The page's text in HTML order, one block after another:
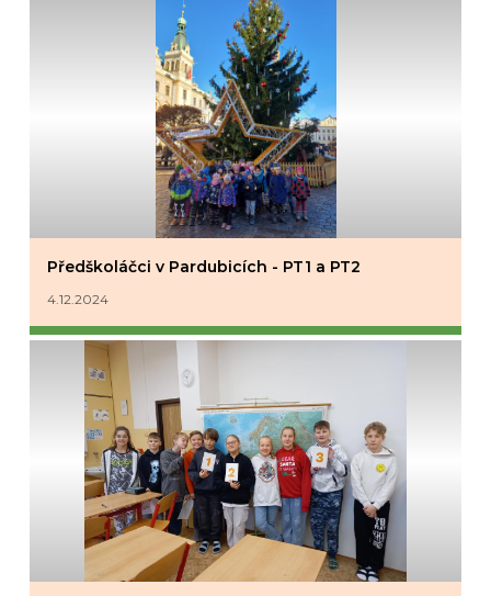
Předškoláčci v Pardubicích - PT1 a PT2
4.12.2024